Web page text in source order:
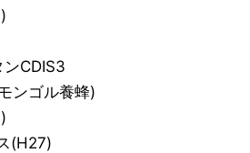
ンCDIS3
ンゴル養蜂)
(H27)